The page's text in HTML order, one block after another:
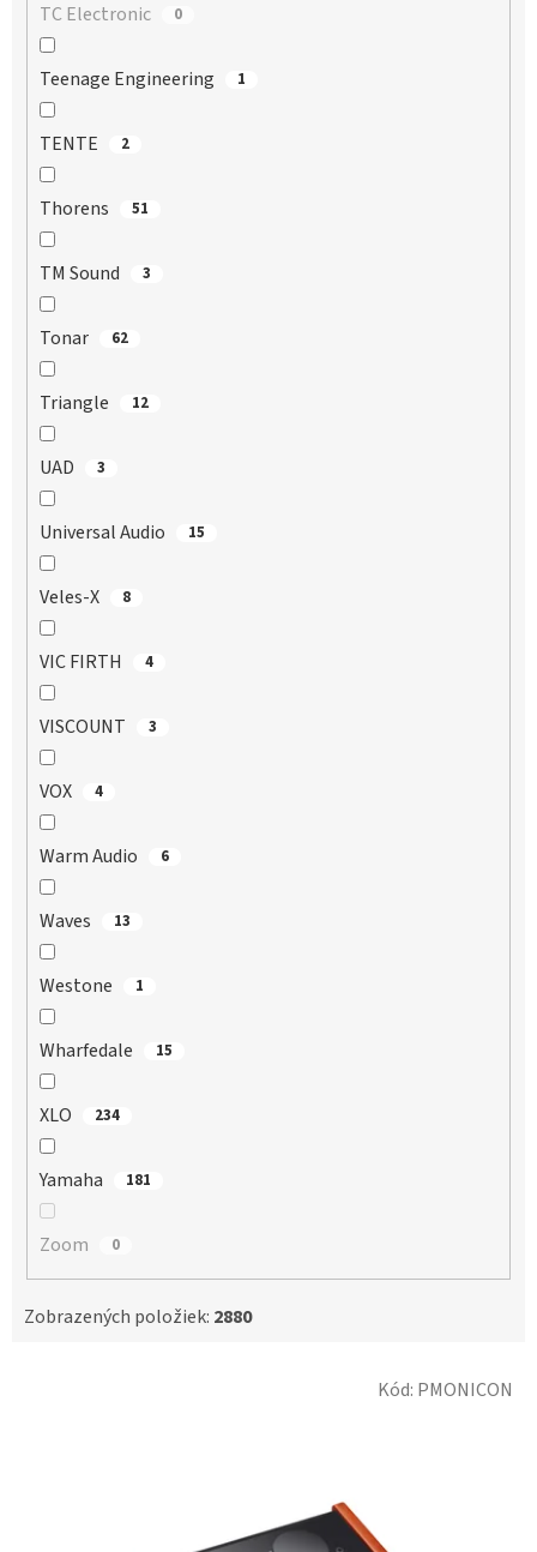
TC Electronic 0
Teenage Engineering 1
TENTE 2
Thorens 51
TM Sound 3
Tonar 62
Triangle 12
UAD 3
Universal Audio 15
Veles-X 8
VIC FIRTH 4
VISCOUNT 3
VOX 4
Warm Audio 6
Waves 13
Westone 1
Wharfedale 15
XLO 234
Yamaha 181
Zoom 0
Zobrazených položiek: 2880
Kód: PMONICON